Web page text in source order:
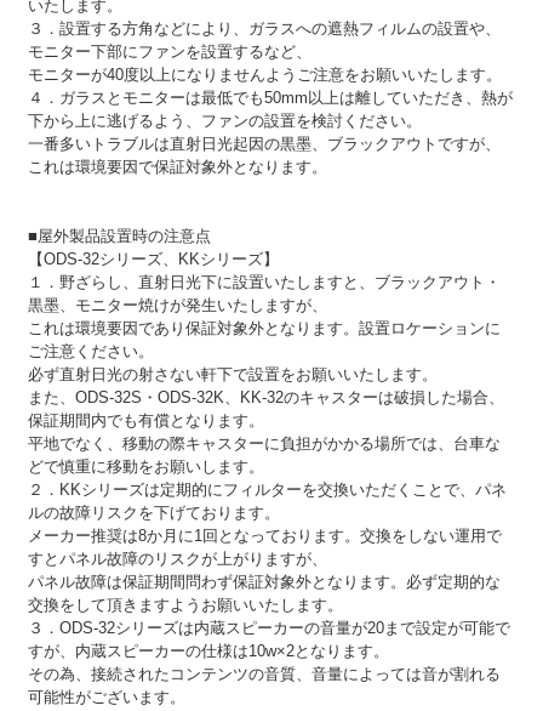
いたします。
３．設置する方角などにより、ガラスへの遮熱フィルムの設置や、
モニター下部にファンを設置するなど、
モニターが40度以上になりませんようご注意をお願いいたします。
４．ガラスとモニターは最低でも50mm以上は離していただき、熱が
下から上に逃げるよう、ファンの設置を検討ください。
一番多いトラブルは直射日光起因の黒墨、ブラックアウトですが、
これは環境要因で保証対象外となります。
■屋外製品設置時の注意点
【ODS-32シリーズ、KKシリーズ】
１．野ざらし、直射日光下に設置いたしますと、ブラックアウト・
黒墨、モニター焼けが発生いたしますが、
これは環境要因であり保証対象外となります。設置ロケーションに
ご注意ください。
必ず直射日光の射さない軒下で設置をお願いいたします。
また、ODS-32S・ODS-32K、KK-32のキャスターは破損した場合、
保証期間内でも有償となります。
平地でなく、移動の際キャスターに負担がかかる場所では、台車な
どで慎重に移動をお願いします。
２．KKシリーズは定期的にフィルターを交換いただくことで、パネ
ルの故障リスクを下げております。
メーカー推奨は8か月に1回となっております。交換をしない運用で
すとパネル故障のリスクが上がりますが、
パネル故障は保証期間問わず保証対象外となります。必ず定期的な
交換をして頂きますようお願いいたします。
３．ODS-32シリーズは内蔵スピーカーの音量が20まで設定が可能で
すが、内蔵スピーカーの仕様は10w×2となります。
その為、接続されたコンテンツの音質、音量によっては音が割れる
可能性がございます。